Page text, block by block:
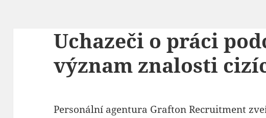
Uchazeči o práci
význam znalosti
Personální agentura Grafton Recruitment